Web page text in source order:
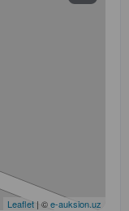
Leaflet | ©e-auksion.uz